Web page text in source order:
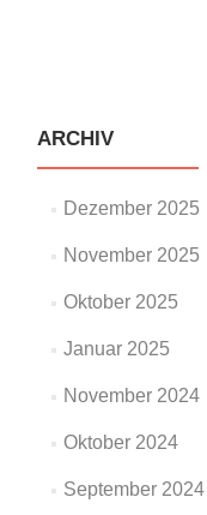
ARCHIV
Dezember 2025
November 2025
Oktober 2025
Januar 2025
November 2024
Oktober 2024
September 2024